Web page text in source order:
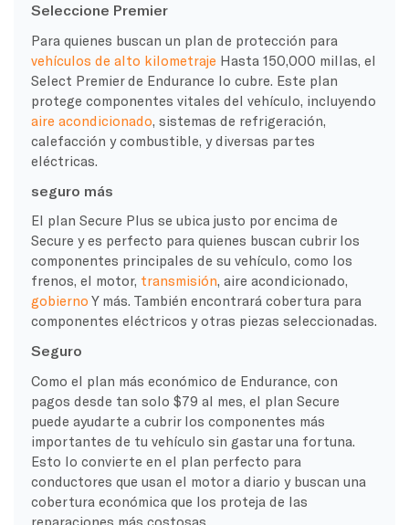
Seleccione Premier
Para quienes buscan un plan de protección para
vehículos de alto kilometraje Hasta 150,000 millas, el
Select Premier de Endurance lo cubre. Este plan
protege componentes vitales del vehículo, incluyendo
aire acondicionado, sistemas de refrigeración,
calefacción y combustible, y diversas partes
eléctricas.
seguro más
El plan Secure Plus se ubica justo por encima de
Secure y es perfecto para quienes buscan cubrir los
componentes principales de su vehículo, como los
frenos, el motor, transmisión, aire acondicionado,
gobierno Y más. También encontrará cobertura para
componentes eléctricos y otras piezas seleccionadas.
Seguro
Como el plan más económico de Endurance, con
pagos desde tan solo $79 al mes, el plan Secure
puede ayudarte a cubrir los componentes más
importantes de tu vehículo sin gastar una fortuna.
Esto lo convierte en el plan perfecto para
conductores que usan el motor a diario y buscan una
cobertura económica que los proteja de las
reparaciones más costosas.